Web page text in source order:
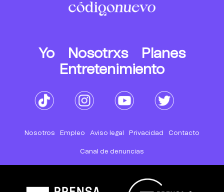
Yo Nosotrxs
Planes
Entretenimiento
Nosotros Empleo Aviso legal Privacidad Contacto
Canal de denuncias